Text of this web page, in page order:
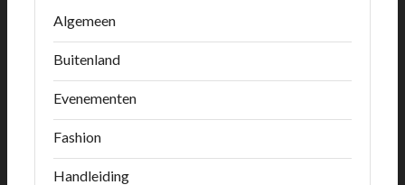
Algemeen
Buitenland
Evenementen
Fashion
Handleiding